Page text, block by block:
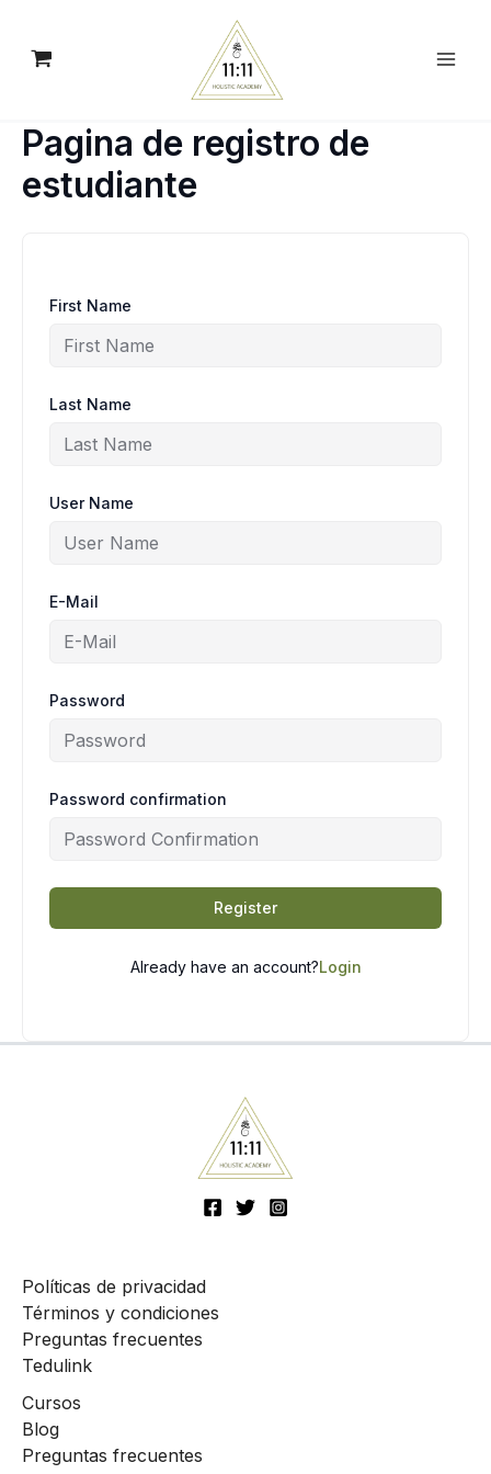
content
Pagina de registro de
estudiante
First Name
Last Name
User Name
E-Mail
Password
Password confirmation
Register
Already have an account?Login
Políticas de privacidad
Términos y condiciones
Preguntas frecuentes
Tedulink
Cursos
Blog
Preguntas frecuentes